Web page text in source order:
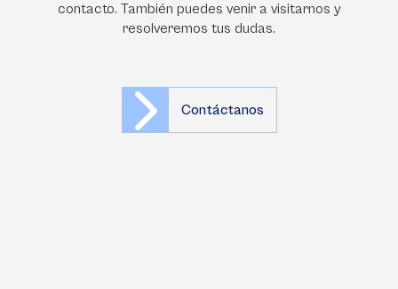
contacto. También puedes venir a visitarnos y
resolveremos tus dudas.
Contáctanos